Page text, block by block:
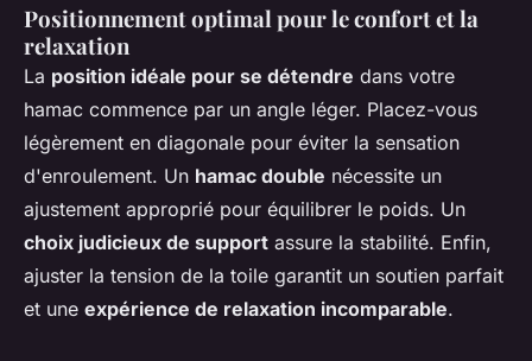
Positionnement optimal pour le confort et la
relaxation
La position idéale pour se détendre dans votre
hamac commence par un angle léger. Placez-vous
légèrement en diagonale pour éviter la sensation
d'enroulement. Un hamac double nécessite un
ajustement approprié pour équilibrer le poids. Un
choix judicieux de support assure la stabilité. Enfin,
ajuster la tension de la toile garantit un soutien parfait
et une expérience de relaxation incomparable.